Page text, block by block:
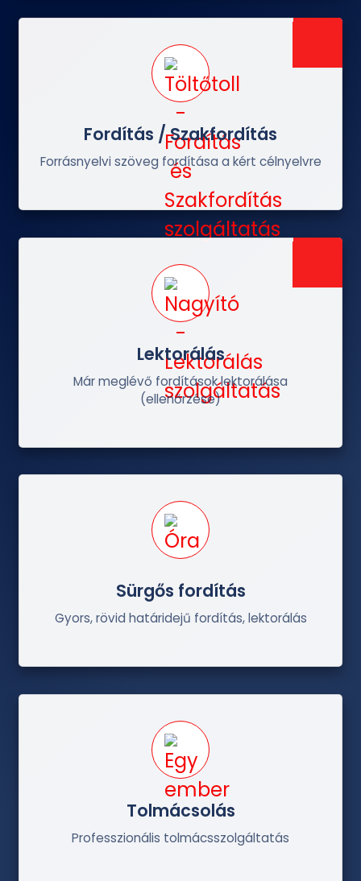
Fordítás / Szakfordítás
Forrásnyelvi szöveg fordítása a kért célnyelvre
Lektorálás
Már meglévő fordítások lektorálása
(ellenőrzése)
Sürgős fordítás
Gyors, rövid határidejű fordítás, lektorálás
Tolmácsolás
Professzionális tolmácsszolgáltatás